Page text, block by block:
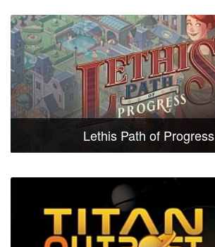
Lethis Path of Progress